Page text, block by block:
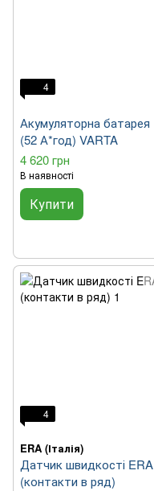
4
Акумуляторна батарея
(52 А*год) VARTA
4 620 грн
В наявності
Купити
4
ERA (Італія)
Датчик швидкості ERA
(контакти в ряд)